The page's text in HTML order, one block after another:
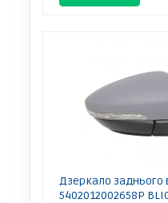
Дзеркало заднього
5402012002658P